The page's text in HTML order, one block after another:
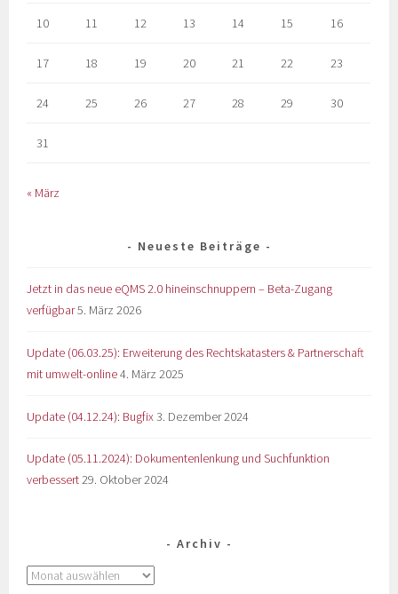
10 11 12 13 14 15 16
17 18 19 20 21 22 23
24 25 26 27 28 29 30
31
« März
Neueste Beiträge
Jetzt in das neue eQMS 2.0 hineinschnuppern – Beta-Zugang
verfügbar5. März 2026
Update (06.03.25): Erweiterung des Rechtskatasters & Partnerschaft
mit umwelt-online4. März 2025
Update (04.12.24): Bugfix 3. Dezember 2024
Update (05.11.2024): Dokumentenlenkung und Suchfunktion
verbessert29. Oktober 2024
Archiv